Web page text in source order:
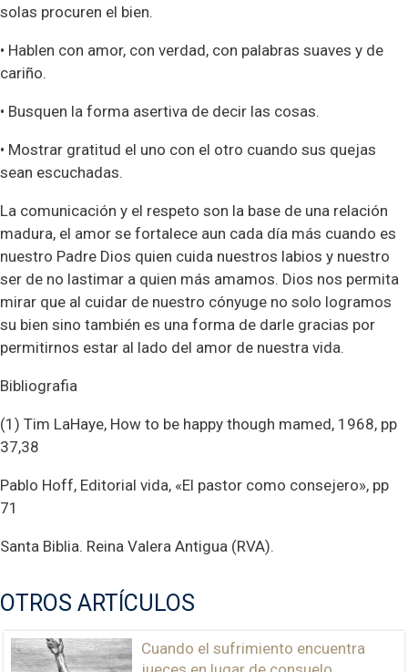
solas procuren el bien.
• Hablen con amor, con verdad, con palabras suaves y de
cariño.
• Busquen la forma asertiva de decir las cosas.
• Mostrar gratitud el uno con el otro cuando sus quejas
sean escuchadas.
La comunicación y el respeto son la base de una relación
madura, el amor se fortalece aun cada día más cuando es
nuestro Padre Dios quien cuida nuestros labios y nuestro
ser de no lastimar a quien más amamos. Dios nos permita
mirar que al cuidar de nuestro cónyuge no solo logramos
su bien sino también es una forma de darle gracias por
permitirnos estar al lado del amor de nuestra vida.
Bibliografia
(1) Tim LaHaye, How to be happy though mamed, 1968, pp
37,38
Pablo Hoff, Editorial vida, «El pastor como consejero», pp
71
Santa Biblia. Reina Valera Antigua (RVA).
OTROS ARTÍCULOS
Cuando el sufrimiento encuentra